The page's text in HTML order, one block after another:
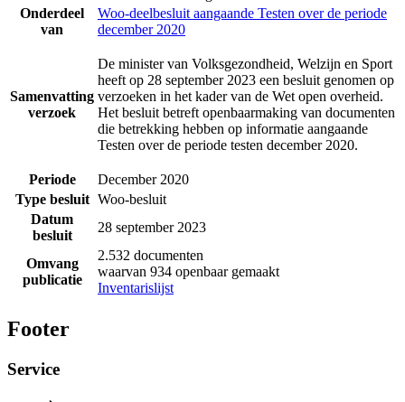
Onderdeel
van
Woo-deelbesluit aangaande Testen over de periode
december 2020
Samenvatting
verzoek
De minister van Volksgezondheid, Welzijn en Sport
heeft op 28 september 2023 een besluit genomen op
verzoeken in het kader van de Wet open overheid.
Het besluit betreft openbaarmaking van documenten
die betrekking hebben op informatie aangaande
Testen over de periode testen december 2020.
Periode
December 2020
Type besluit Woo-besluit
Datum
besluit
28 september 2023
Omvang
publicatie
2.532 documenten
waarvan 934 openbaar gemaakt
Inventarislijst
Footer
Service